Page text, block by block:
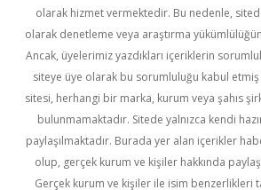
olarak hizmet vermektedir. Bu nedenle,
olarak denetleme veya araştırma
Ancak, üyelerimiz yazdıkları içeriklerin
siteye üye olarak bu sorumluluğu kabul etmiş
sitesi, herhangi bir marka, kurum veya şahıs
bulunmamaktadır. Sitede yalnızca kendi
paylaşılmaktadır. Burada yer alan içerikler
olup, gerçek kurum ve kişiler hakkında
Gerçek kurum ve kişiler ile isim benzerlikleri